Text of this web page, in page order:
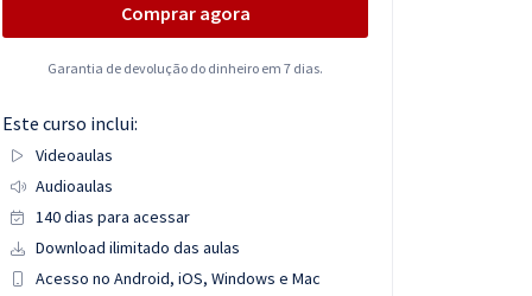
Comprar agora
Garantia de devolução do dinheiro em 7 dias.
Este curso inclui:
Videoaulas
Audioaulas
140 dias para acessar
Download ilimitado das aulas
Acesso no Android, iOS, Windows e Mac